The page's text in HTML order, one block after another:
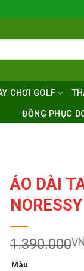
CHƠI GOLF
ĐỒNG PHỤC
ÁO DÀI
1.390.000
Màu